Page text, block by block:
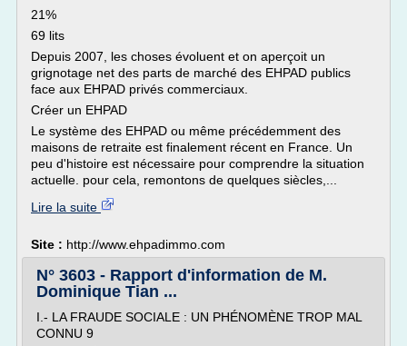
21%
69 lits
Depuis 2007, les choses évoluent et on aperçoit un
grignotage net des parts de marché des EHPAD publics
face aux EHPAD privés commerciaux.
Créer un EHPAD
Le système des EHPAD ou même précédemment des
maisons de retraite est finalement récent en France. Un
peu d'histoire est nécessaire pour comprendre la situation
actuelle. pour cela, remontons de quelques siècles,...
Lire la suite
Site : http://www.ehpadimmo.com
N° 3603 - Rapport d'information de M.
Dominique Tian ...
I.- LA FRAUDE SOCIALE : UN PHÉNOMÈNE TROP MAL
CONNU 9